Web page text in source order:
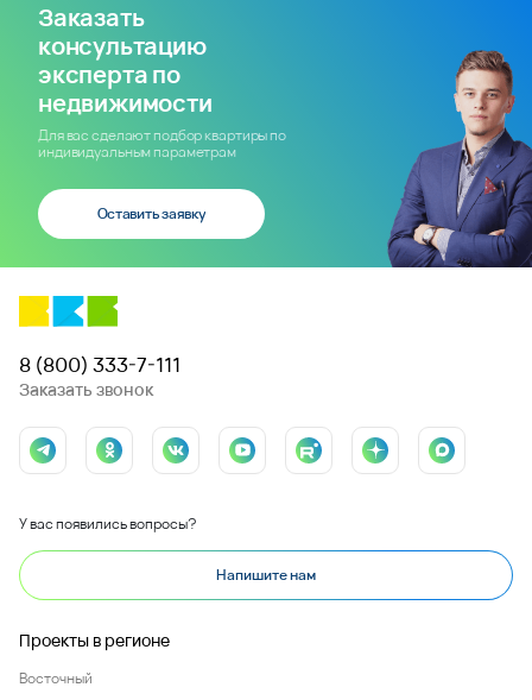
Заказать
консультацию
эксперта по
недвижимости
Для вас сделают подбор квартиры по
индивидуальным параметрам
Оставить заявку
8 (800) 333-7-111
Заказать звонок
У вас появились вопросы?
Напишите нам
Проекты в регионе
Восточный